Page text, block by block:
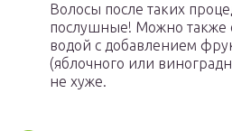
Волосы после таких
послушные! Можно также
водой с добавлением
(яблочного или
не хуже.